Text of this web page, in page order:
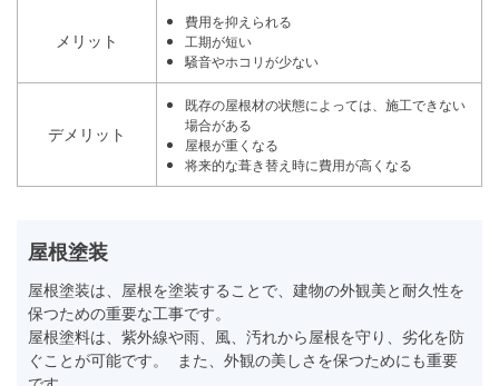
メリット
費用を抑えられる
工期が短い
騒音やホコリが少ない
デメリット
既存の屋根材の状態によっては、施工できない
場合がある
屋根が重くなる
将来的な葺き替え時に費用が高くなる
屋根塗装
屋根塗装は、屋根を塗装することで、建物の外観美と耐久性を
保つための重要な工事です。
屋根塗料は、紫外線や雨、風、汚れから屋根を守り、劣化を防
ぐことが可能です。 また、外観の美しさを保つためにも重要